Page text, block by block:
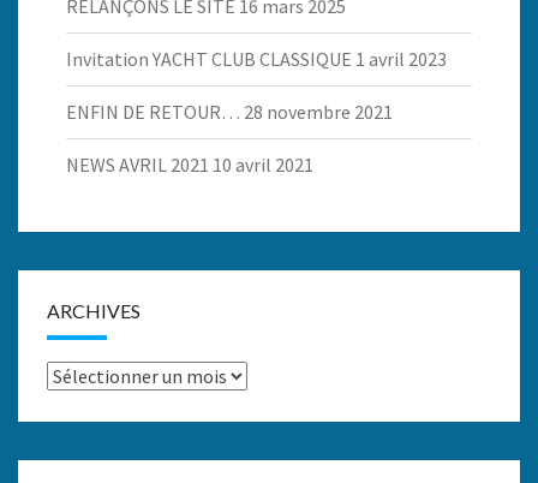
RELANÇONS LE SITE 16 mars 2025
Invitation YACHT CLUB CLASSIQUE 1 avril 2023
ENFIN DE RETOUR… 28 novembre 2021
NEWS AVRIL 2021 10 avril 2021
ARCHIVES
Archives